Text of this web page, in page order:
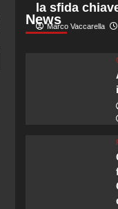
News
la sfida
Marco Vaccarella